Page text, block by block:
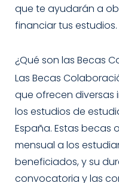
que te ayudarán a
financiar tus estudios.
¿Qué son las Becas
Las Becas
que ofrecen diversas
los estudios de
España. Estas becas
mensual a los
beneficiados, y su
convocatoria y las